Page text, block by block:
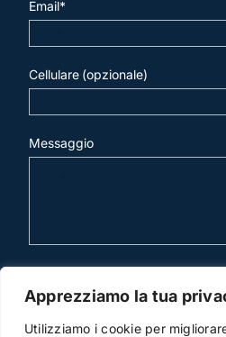
Apprezziamo la tua
Utilizziamo i cookie per
Email*
Cellulare (opzionale)
Messaggio
invia mail